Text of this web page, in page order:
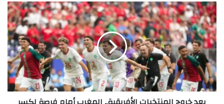
بعد
خروج
المنتخبات
الأفريقية..
المغرب
أمام
فرصة
لكسر
سيناريو
الإقصاءات